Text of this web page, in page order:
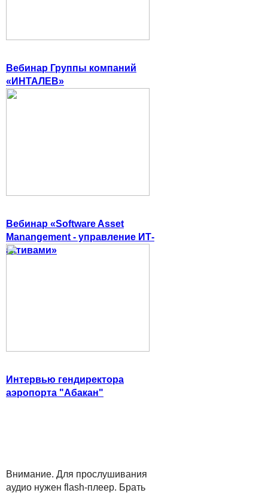
Вебинар Группы компаний
«ИНТАЛЕВ»
Вебинар «Software Asset
Manangement - управление ИТ-
активами»
Интервью гендиректора
аэропорта "Абакан"
Внимание. Для прослушивания
аудио нужен flash-плеер. Брать